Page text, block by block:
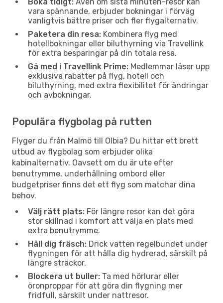
vara spännande, erbjuder bokningar i förväg
vanligtvis bättre priser och fler flygalternativ.
Paketera din resa: Kombinera flyg med
hotellbokningar eller biluthyrning via Travellink
för extra besparingar på din totala resa.
Gå med i Travellink Prime: Medlemmar låser upp
exklusiva rabatter på flyg, hotell och
biluthyrning, med extra flexibilitet för ändringar
och avbokningar.
Populära flygbolag på rutten
Flyger du från Malmö till Olbia? Du hittar ett brett
utbud av flygbolag som erbjuder olika
kabinalternativ. Oavsett om du är ute efter
benutrymme, underhållning ombord eller
budgetpriser finns det ett flyg som matchar dina
behov.
Välj rätt plats: För längre resor kan det göra
stor skillnad i komfort att välja en plats med
extra benutrymme.
Håll dig fräsch: Drick vatten regelbundet under
flygningen för att hålla dig hydrerad, särskilt på
längre sträckor.
Blockera ut buller: Ta med hörlurar eller
öronproppar för att göra din flygning mer
fridfull, särskilt under nattresor.